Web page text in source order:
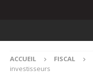
ACCUEIL FISCAL
investisseurs